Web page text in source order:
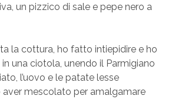
un pizzico di sale e pepe nero a
la cottura, ho fatto intiepidire e ho
una ciotola, unendo il Parmigiano
l’uovo e le patate lesse
mescolato per amalgamare